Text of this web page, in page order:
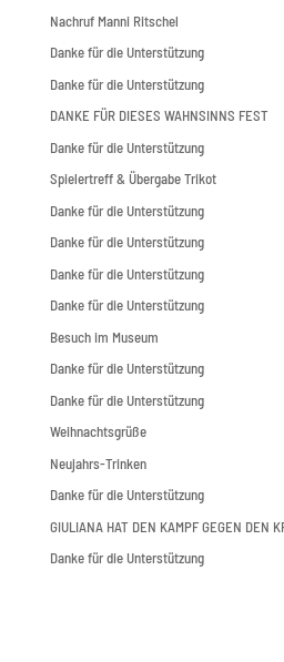
Nachruf Manni Ritschel
Danke für die Unterstützung
Danke für die Unterstützung
DANKE FÜR DIESES WAHNSINNS FEST
Danke für die Unterstützung
Spielertreff & Übergabe Trikot
Danke für die Unterstützung
Danke für die Unterstützung
Danke für die Unterstützung
Danke für die Unterstützung
Besuch im Museum
Danke für die Unterstützung
Danke für die Unterstützung
Weihnachtsgrüße
Neujahrs-Trinken
Danke für die Unterstützung
GIULIANA HAT DEN KAMPF GEGEN DEN
Danke für die Unterstützung